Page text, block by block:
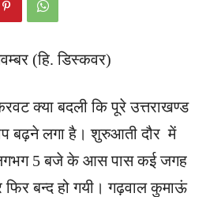
(हि. डिस्कवर)
क्या बदली कि पूरे उत्तराखण्ड
बढ़ने लगा है। शुरुआती दौर में
लगभग 5 बजे के आस पास कई जगह
फिर बन्द हो गयी। गढ़वाल कुमाऊं